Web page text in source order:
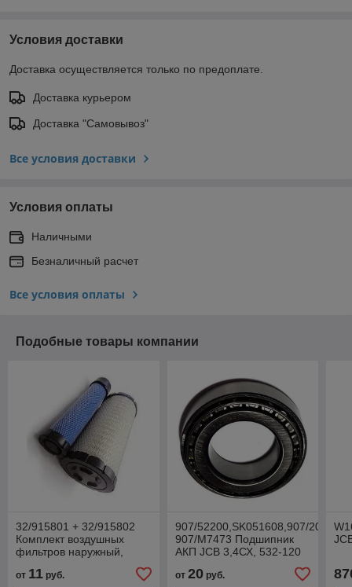
Условия доставки
Доставка осуществляется только по предоплате.
Доставка курьером
Доставка "Самовывоз"
Все условия доставки
Условия оплаты
Наличными
Безналичный расчет
Все условия оплаты
Подобные товары компании
32/915801 + 32/915802
Комплект воздушных
фильтров наружный,
532-120
от 11 руб.
907/52200,SK051608,907/20043,
907/M7473 Подшипник
АКП JCB 3,4СХ, 532-120
от 20руб.